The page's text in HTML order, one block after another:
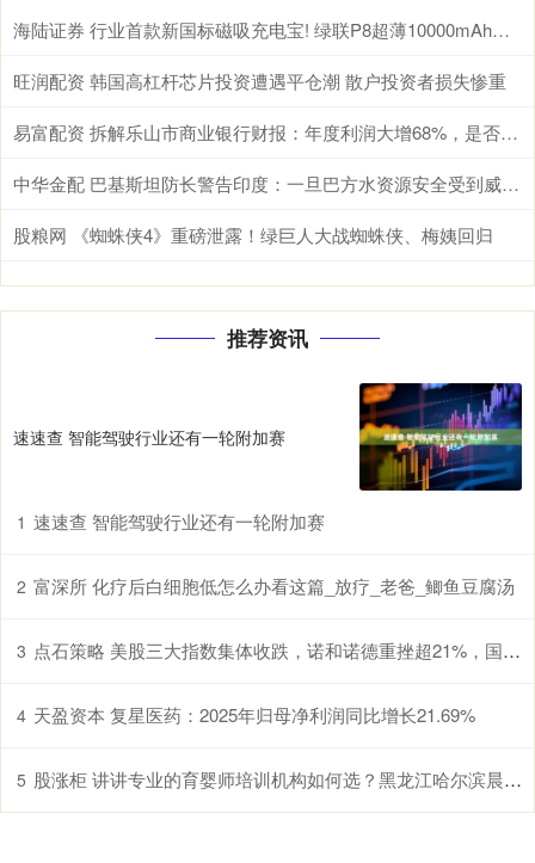
海陆证券 行业首款新国标磁吸充电宝! 绿联P8超薄10000mAh磁吸移动电源开启预约
旺润配资 韩国高杠杆芯片投资遭遇平仓潮 散户投资者损失惨重
易富配资 拆解乐山市商业银行财报：年度利润大增68%，是否可持续？
中华金配 巴基斯坦防长警告印度：一旦巴方水资源安全受到威胁，肯定与印度开战
股粮网 《蜘蛛侠4》重磅泄露！绿巨人大战蜘蛛侠、梅姨回归
推荐资讯
速速查 智能驾驶行业还有一轮附加赛
1 速速查 智能驾驶行业还有一轮附加赛
2 富深所 化疗后白细胞低怎么办看这篇_放疗_老爸_鲫鱼豆腐汤
3 点石策略 美股三大指数集体收跌，诺和诺德重挫超21%，国际油价涨超3%
4 天盈资本 复星医药：2025年归母净利润同比增长21.69%
5 股涨柜 讲讲专业的育婴师培训机构如何选？黑龙江哈尔滨晨光学校口碑出众